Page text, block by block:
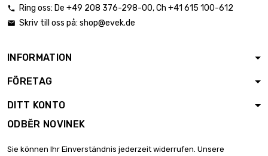
 Ring oss: De +49 208 376-298-00, Ch +41 615 100-612
 Skriv till oss på: shop@evek.de
INFORMATION
FÖRETAG
DITT KONTO
ODBĚR NOVINEK
Sie können Ihr Einverständnis jederzeit widerrufen. Unsere